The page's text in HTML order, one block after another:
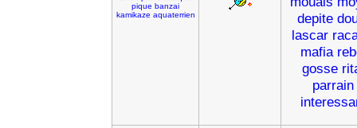
pique banzai
kamikaze aquaterrien
depite
lascar
mafia
gosse
parrain